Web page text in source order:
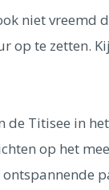
niet vreemd
op te zetten.
de Titisee in
op het